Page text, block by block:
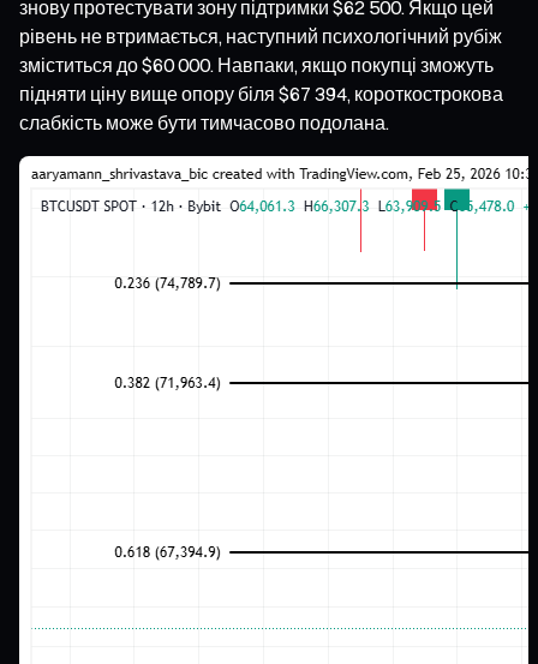
знову протестувати зону підтримки $62 500. Якщо цей
рівень не втримається, наступний психологічний рубіж
зміститься до $60 000. Навпаки, якщо покупці зможуть
підняти ціну вище опору біля $67 394, короткострокова
слабкість може бути тимчасово подолана.